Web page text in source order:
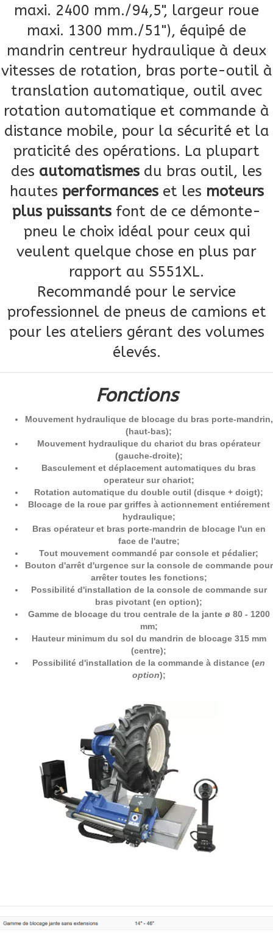
maxi. 2400 mm./94,5", largeur roue
maxi. 1300 mm./51"), équipé de
mandrin centreur hydraulique à deux
vitesses de rotation, bras porte-outil à
translation automatique, outil avec
rotation automatique et commande à
distance mobile, pour la sécurité et la
praticité des opérations. La plupart
des automatismes du bras outil, les
hautes performanceset les moteurs
plus puissants font de ce démonte-
pneu le choix idéal pour ceux qui
veulent quelque chose en plus par
rapport au S551XL.
Recommandé pour le service
professionnel de pneus de camions et
pour les ateliers gérant des volumes
élevés.
Fonctions
Mouvement hydraulique de blocage du bras porte-mandrin,
(haut-bas);
Mouvement hydraulique du chariot du bras opérateur
(gauche-droite);
Basculement et déplacement automatiques du bras
operateur sur chariot;
Rotation automatique du double outil (disque + doigt);
Blocage de la roue par griffes à actionnement entiérement
hydraulique;
Bras opérateur et bras porte-mandrin de blocage l'un en
face de l'autre;
Tout mouvement commandé par console et pédalier;
Bouton d'arrêt d'urgence sur la console de commande pour
arrêter toutes les fonctions;
Possibilité d'installation de la console de commande sur
bras pivotant (en option);
Gamme de blocage du trou centrale de la jante ø 80 - 1200
mm;
Hauteur minimum du sol du mandrin de blocage 315 mm
(centre);
Possibilité d'installation de la commande à distance (en
option);